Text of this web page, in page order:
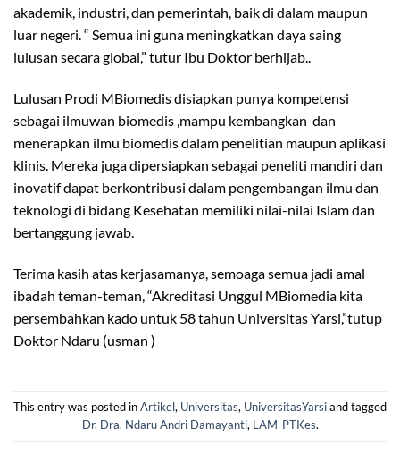
akademik, industri, dan pemerintah, baik di dalam maupun
luar negeri. “ Semua ini guna meningkatkan daya saing
lulusan secara global,” tutur Ibu Doktor berhijab..
Lulusan Prodi MBiomedis disiapkan punya kompetensi
sebagai ilmuwan biomedis ,mampu kembangkan dan
menerapkan ilmu biomedis dalam penelitian maupun aplikasi
klinis. Mereka juga dipersiapkan sebagai peneliti mandiri dan
inovatif dapat berkontribusi dalam pengembangan ilmu dan
teknologi di bidang Kesehatan memiliki nilai-nilai Islam dan
bertanggung jawab.
Terima kasih atas kerjasamanya, semoaga semua jadi amal
ibadah teman-teman, “Akreditasi Unggul MBiomedia kita
persembahkan kado untuk 58 tahun Universitas Yarsi,”tutup
Doktor Ndaru (usman )
This entry was posted inArtikel, Universitas, UniversitasYarsiand tagged
Dr. Dra. Ndaru Andri Damayanti, LAM-PTKes.